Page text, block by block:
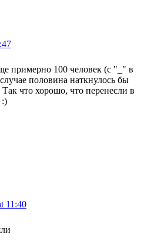
примерно 100 человек (с "_" в
половина наткнулось бы
что хорошо, что перенесли в
:)
11:40